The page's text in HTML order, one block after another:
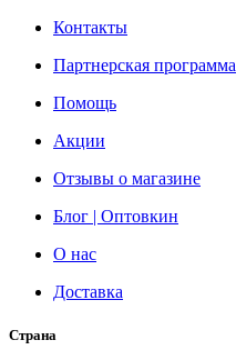
Контакты
Партнерская программа
Помощь
Акции
Отзывы о магазине
Блог | Оптовкин
О нас
Доставка
Страна